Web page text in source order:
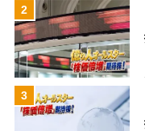
2
3